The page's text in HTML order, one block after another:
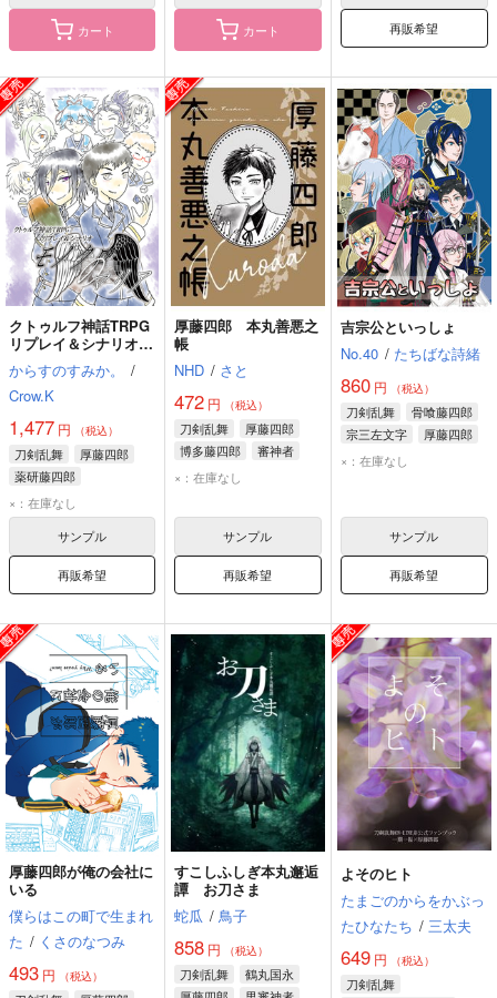
カート カート 再販希望
クトゥルフ神話TRPG
リプレイ＆シナリオ
『モノクロのマリア』
からすのすみか。
/
Crow.K
1,477 円 （税込）
刀剣乱舞
厚藤四郎
薬研藤四郎
博多藤四郎
×：在庫なし
サンプル
再販希望
厚藤四郎 本丸善悪之
帳
NHD / さと
472 円 （税込）
刀剣乱舞
厚藤四郎
博多藤四郎
審神者
×：在庫なし
サンプル
再販希望
吉宗公といっしょ
No.40 / たちばな詩緒
860円 （税込）
刀剣乱舞
骨喰藤四郎
宗三左文字
厚藤四郎
×：在庫なし
サンプル
再販希望
厚藤四郎が俺の会社に
いる
僕らはこの町で生まれ
た / くさのなつみ
493 円 （税込）
すこしふしぎ本丸邂逅
譚 お刀さま
蛇瓜 / 鳥子
858 円 （税込）
刀剣乱舞
鶴丸国永
よそのヒト
たまごのからをかぶっ
たひなたち / 三太夫
649円 （税込）
刀剣乱舞